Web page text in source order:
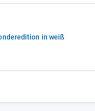
in weiß